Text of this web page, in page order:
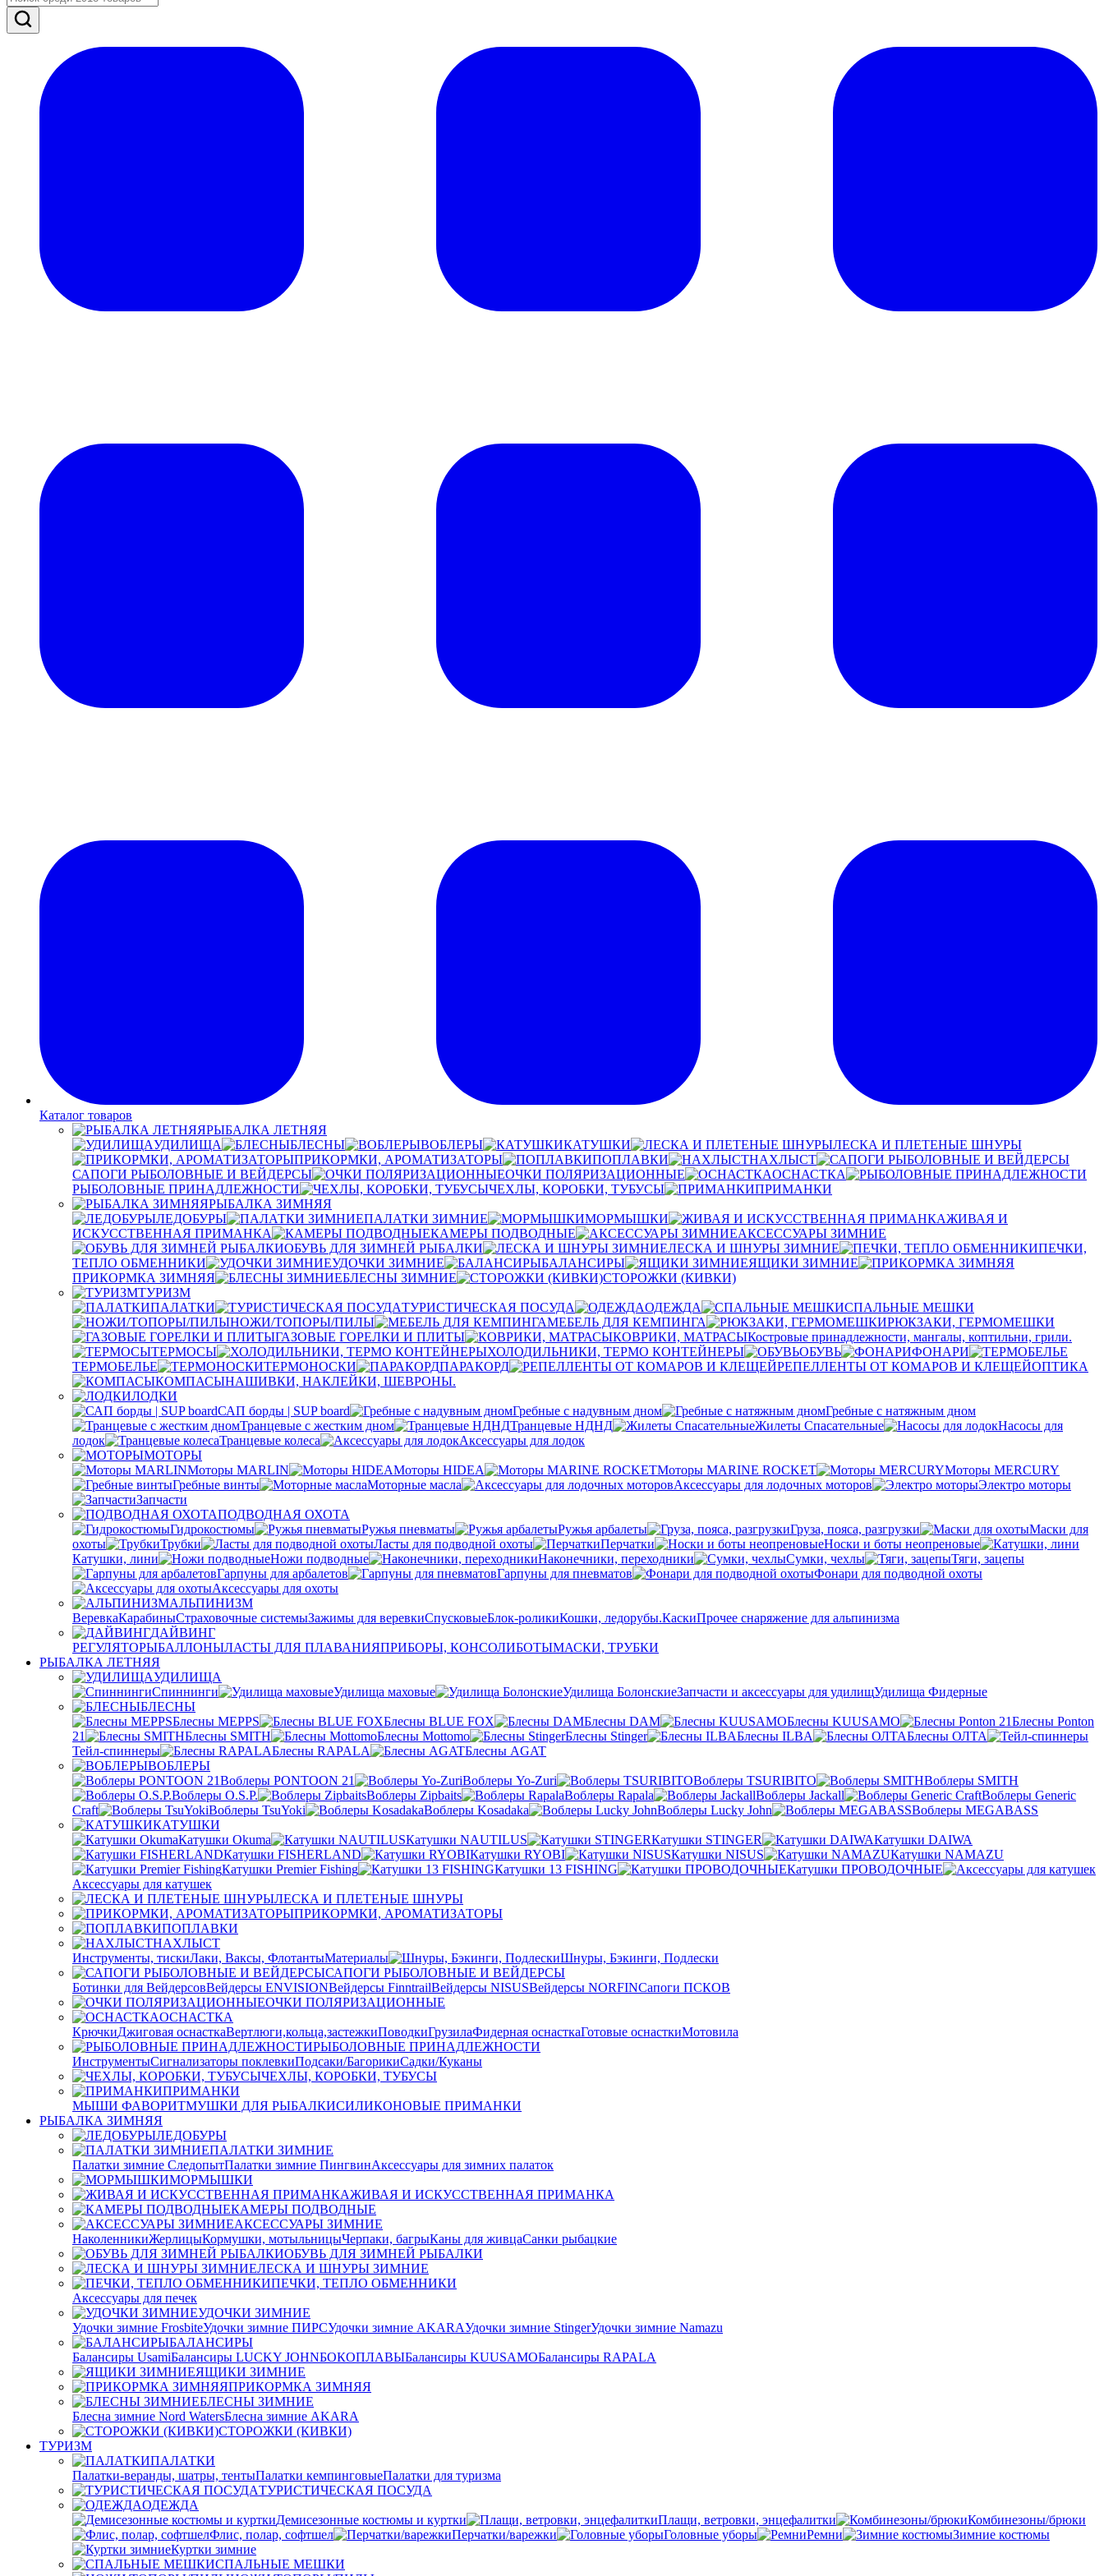
Каталог товаров
РЫБАЛКА ЛЕТНЯЯ
УДИЛИЩА
БЛЕСНЫ ВОБЛЕРЫ КАТУШКИ
ЛЕСКА И ПЛЕТЕНЫЕ ШНУРЫ
ПРИКОРМКИ, АРОМАТИЗАТОРЫ
ПОПЛАВКИ
НАХЛЫСТ
САПОГИ РЫБОЛОВНЫЕ И ВЕЙДЕРСЫ
ОЧКИ ПОЛЯРИЗАЦИОННЫЕ
ОСНАСТКА
РЫБОЛОВНЫЕ ПРИНАДЛЕЖНОСТИ
ЧЕХЛЫ, КОРОБКИ, ТУБУСЫ
ПРИМАНКИ
РЫБАЛКА ЗИМНЯЯ
ЛЕДОБУРЫ
ПАЛАТКИ ЗИМНИЕ МОРМЫШКИ
ЖИВАЯ И
ИСКУССТВЕННАЯ ПРИМАНКА
КАМЕРЫ ПОДВОДНЫЕ
АКСЕССУАРЫ ЗИМНИЕ
ОБУВЬ ДЛЯ ЗИМНЕЙ РЫБАЛКИ
ЛЕСКА И ШНУРЫ ЗИМНИЕ
ПЕЧКИ,
ТЕПЛО ОБМЕННИКИ
УДОЧКИ ЗИМНИЕ БАЛАНСИРЫ
ЯЩИКИ ЗИМНИЕ
ПРИКОРМКА ЗИМНЯЯ
БЛЕСНЫ ЗИМНИЕ
СТОРОЖКИ (КИВКИ)
ТУРИЗМ
ПАЛАТКИ
ТУРИСТИЧЕСКАЯ ПОСУДА ОДЕЖДА
СПАЛЬНЫЕ МЕШКИ
НОЖИ/ТОПОРЫ/ПИЛЫ
МЕБЕЛЬ ДЛЯ КЕМПИНГА
РЮКЗАКИ, ГЕРМОМЕШКИ
ГАЗОВЫЕ ГОРЕЛКИ И ПЛИТЫ
КОВРИКИ, МАТРАСЫКостровые принадлежности, мангалы, коптильни, грили.
ТЕРМОСЫ
ХОЛОДИЛЬНИКИ, ТЕРМО КОНТЕЙНЕРЫ ОБУВЬ
ФОНАРИ
ТЕРМОБЕЛЬЕ
ТЕРМОНОСКИ ПАРАКОРД РЕПЕЛЛЕНТЫ ОТ КОМАРОВ И КЛЕЩЕЙОПТИКА
КОМПАСЫНАШИВКИ, НАКЛЕЙКИ, ШЕВРОНЫ.
ЛОДКИ
САП борды | SUP board
Гребные с надувным дном
Гребные с натяжным дном
Транцевые с жестким дном
Транцевые НДНД Жилеты Спасательные
Насосы для
лодок
Транцевые колеса
Аксессуары для лодок
МОТОРЫ
Моторы MARLIN
Моторы HIDEA Моторы MARINE ROCKET
Моторы MERCURY
Гребные винты
Моторные масла Аксессуары для лодочных моторов
Электро моторы
Запчасти
ПОДВОДНАЯ ОХОТА
Гидрокостюмы
Ружья пневматы Ружья арбалеты Груза, пояса, разгрузки
Маски для
охоты
Трубки Ласты для подводной охоты Перчатки
Носки и боты неопреновые
Катушки, лини
Ножи подводные Наконечники, переходники Сумки, чехлы
Тяги, зацепы
Гарпуны для арбалетов
Гарпуны для пневматов
Фонари для подводной охоты
Аксессуары для охоты
АЛЬПИНИЗМ
ВеревкаКарабиныСтраховочные системыЗажимы для веревкиСпусковыеБлок-роликиКошки, ледорубы.КаскиПрочее снаряжение для альпинизма
ДАЙВИНГ
РЕГУЛЯТОРЫБАЛЛОНЫЛАСТЫ ДЛЯ ПЛАВАНИЯПРИБОРЫ, КОНСОЛИБОТЫМАСКИ, ТРУБКИ
РЫБАЛКА ЛЕТНЯЯ
УДИЛИЩА
Спиннинги
Удилища маховые Удилища БолонскиеЗапчасти и аксессуары для удилищУдилища Фидерные
БЛЕСНЫ
Блесны MEPPS
Блесны BLUE FOX Блесны DAM Блесны KUUSAMO
Блесны Ponton
21
Блесны SMITH Блесны Mottomo Блесны Stinger Блесны ILBA
Блесны ОЛТА
Тейл-спиннеры
Блесны RAPALA
Блесны AGAT
ВОБЛЕРЫ
Воблеры PONTOON 21
Воблеры Yo-Zuri Воблеры TSURIBITO
Воблеры SMITH
Воблеры O.S.P.
Воблеры Zipbaits Воблеры Rapala Воблеры Jackall
Воблеры Generic
Craft
Воблеры TsuYoki Воблеры Kosadaka Воблеры Lucky John
Воблеры MEGABASS
КАТУШКИ
Катушки Okuma
Катушки NAUTILUS Катушки STINGER
Катушки DAIWA
Катушки FISHERLAND
Катушки RYOBI Катушки NISUS
Катушки NAMAZU
Катушки Premier Fishing
Катушки 13 FISHING
Катушки ПРОВОДОЧНЫЕ
Аксессуары для катушек
ЛЕСКА И ПЛЕТЕНЫЕ ШНУРЫ
ПРИКОРМКИ, АРОМАТИЗАТОРЫ
ПОПЛАВКИ
НАХЛЫСТ
Инструменты, тискиЛаки, Ваксы, ФлотантыМатериалы
Шнуры, Бэкинги, Подлески
САПОГИ РЫБОЛОВНЫЕ И ВЕЙДЕРСЫ
Ботинки для ВейдерсовВейдерсы ENVISIONВейдерсы FinntrailВейдерсы NISUSВейдерсы NORFINСапоги ПСКОВ
ОЧКИ ПОЛЯРИЗАЦИОННЫЕ
ОСНАСТКА
КрючкиДжиговая оснасткаВертлюги,кольца,застежкиПоводкиГрузилаФидерная оснасткаГотовые оснасткиМотовила
РЫБОЛОВНЫЕ ПРИНАДЛЕЖНОСТИ
ИнструментыСигнализаторы поклевкиПодсаки/БагорикиСадки/Куканы
ЧЕХЛЫ, КОРОБКИ, ТУБУСЫ
ПРИМАНКИ
МЫШИ ФАВОРИТМУШКИ ДЛЯ РЫБАЛКИСИЛИКОНОВЫЕ ПРИМАНКИ
РЫБАЛКА ЗИМНЯЯ
ЛЕДОБУРЫ
ПАЛАТКИ ЗИМНИЕ
Палатки зимние СледопытПалатки зимние ПингвинАксессуары для зимних палаток
МОРМЫШКИ
ЖИВАЯ И ИСКУССТВЕННАЯ ПРИМАНКА
КАМЕРЫ ПОДВОДНЫЕ
АКСЕССУАРЫ ЗИМНИЕ
НаколенникиЖерлицыКормушки, мотыльницыЧерпаки, багрыКаны для живцаСанки рыбацкие
ОБУВЬ ДЛЯ ЗИМНЕЙ РЫБАЛКИ
ЛЕСКА И ШНУРЫ ЗИМНИЕ
ПЕЧКИ, ТЕПЛО ОБМЕННИКИ
Аксессуары для печек
УДОЧКИ ЗИМНИЕ
Удочки зимние FrosbiteУдочки зимние ПИРСУдочки зимние AKARAУдочки зимние StingerУдочки зимние Namazu
БАЛАНСИРЫ
Балансиры UsamiБалансиры LUCKY JOHNБОКОПЛАВЫБалансиры KUUSAMOБалансиры RAPALA
ЯЩИКИ ЗИМНИЕ
ПРИКОРМКА ЗИМНЯЯ
БЛЕСНЫ ЗИМНИЕ
Блесна зимние Nord WatersБлесна зимние AKARA
СТОРОЖКИ (КИВКИ)
ТУРИЗМ
ПАЛАТКИ
Палатки-веранды, шатры, тентыПалатки кемпинговыеПалатки для туризма
ТУРИСТИЧЕСКАЯ ПОСУДА
ОДЕЖДА
Демисезонные костюмы и куртки
Плащи, ветровки, энцефалитки
Комбинезоны/брюки
Флис, полар, софтшел
Перчатки/варежки Головные уборы Ремни
Зимние костюмы
Куртки зимние
СПАЛЬНЫЕ МЕШКИ